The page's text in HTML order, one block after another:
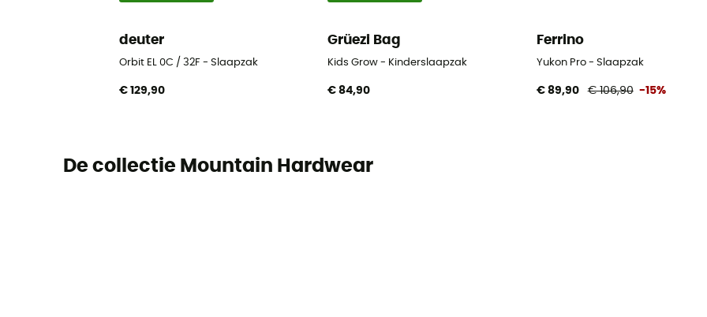
deuter
Orbit EL 0C / 32F - Slaapzak
€ 129,90
Grüezi Bag
Kids Grow - Kinderslaapzak
€ 84,90
Ferrino
Yukon Pro - Slaapzak
€ 89,90 € 106,90 -15%
De collectie Mountain Hardwear